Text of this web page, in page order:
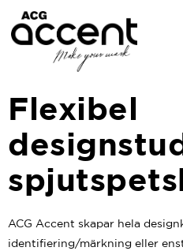
Flexibel
ACG Accent skapar hela
identifiering/märkning eller